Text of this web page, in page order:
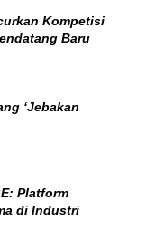
Kompetisi
Baru
‘Jebakan
Platform
di Industri